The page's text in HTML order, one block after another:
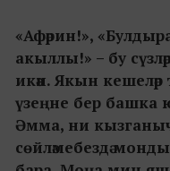
«Афәрин!»,
акыллы!» – бу
икән. Якын кешеләр
үзеңне бер
Әмма, ни
сөйләмебездә